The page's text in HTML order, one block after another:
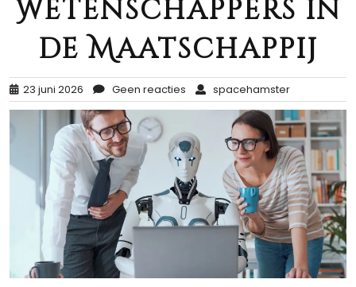
Wetenschappers in
de Maatschappij
23 juni 2026 Geen reacties spacehamster